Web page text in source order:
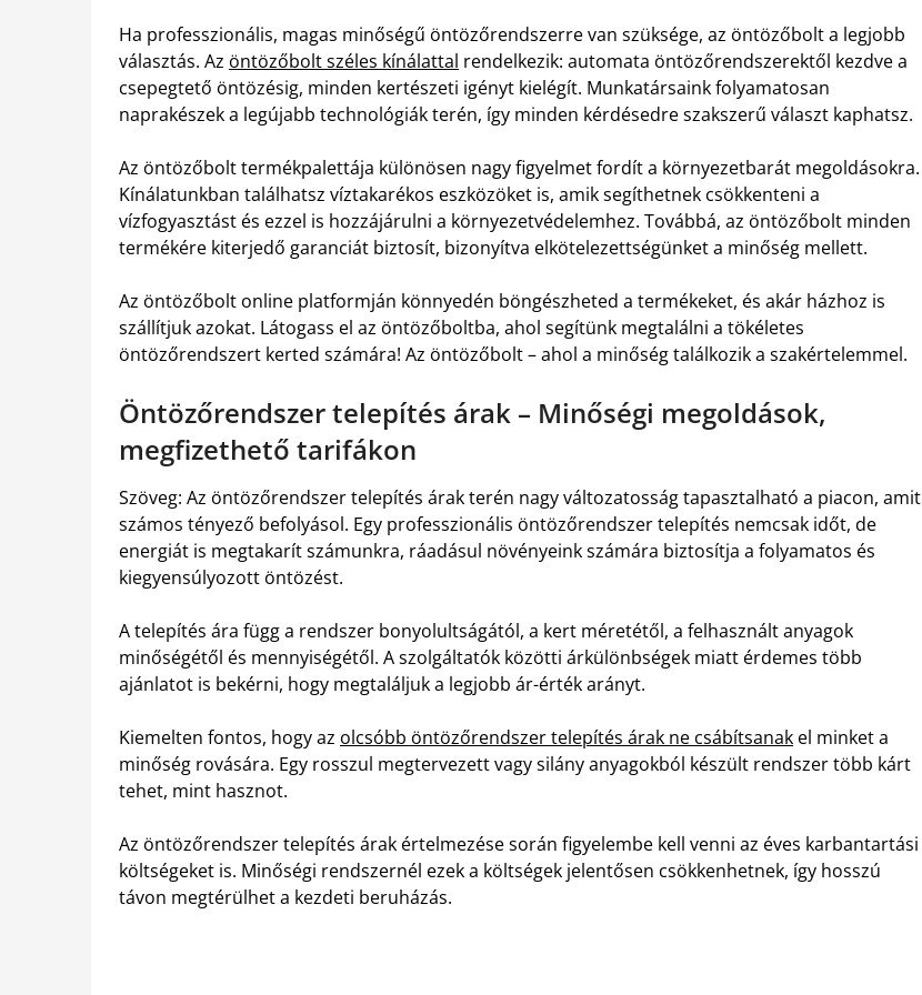
Ha professzionális, magas minőségű öntözőrendszerre van szüksége, az öntözőbolt a legjobb
választás. Az öntözőbolt széles kínálattal rendelkezik: automata öntözőrendszerektől kezdve a
csepegtető öntözésig, minden kertészeti igényt kielégít. Munkatársaink folyamatosan
naprakészek a legújabb technológiák terén, így minden kérdésedre szakszerű választ kaphatsz.
Az öntözőbolt termékpalettája különösen nagy figyelmet fordít a környezetbarát megoldásokra.
Kínálatunkban találhatsz víztakarékos eszközöket is, amik segíthetnek csökkenteni a
vízfogyasztást és ezzel is hozzájárulni a környezetvédelemhez. Továbbá, az öntözőbolt minden
termékére kiterjedő garanciát biztosít, bizonyítva elkötelezettségünket a minőség mellett.
Az öntözőbolt online platformján könnyedén böngészheted a termékeket, és akár házhoz is
szállítjuk azokat. Látogass el az öntözőboltba, ahol segítünk megtalálni a tökéletes
öntözőrendszert kerted számára! Az öntözőbolt – ahol a minőség találkozik a szakértelemmel.
Öntözőrendszer telepítés árak – Minőségi megoldások,
megfizethető tarifákon
Szöveg: Az öntözőrendszer telepítés árak terén nagy változatosság tapasztalható a piacon, amit
számos tényező befolyásol. Egy professzionális öntözőrendszer telepítés nemcsak időt, de
energiát is megtakarít számunkra, ráadásul növényeink számára biztosítja a folyamatos és
kiegyensúlyozott öntözést.
A telepítés ára függ a rendszer bonyolultságától, a kert méretétől, a felhasznált anyagok
minőségétől és mennyiségétől. A szolgáltatók közötti árkülönbségek miatt érdemes több
ajánlatot is bekérni, hogy megtaláljuk a legjobb ár-érték arányt.
Kiemelten fontos, hogy az olcsóbb öntözőrendszer telepítés árak ne csábítsanak el minket a
minőség rovására. Egy rosszul megtervezett vagy silány anyagokból készült rendszer több kárt
tehet, mint hasznot.
Az öntözőrendszer telepítés árak értelmezése során figyelembe kell venni az éves karbantartási
költségeket is. Minőségi rendszernél ezek a költségek jelentősen csökkenhetnek, így hosszú
távon megtérülhet a kezdeti beruházás.